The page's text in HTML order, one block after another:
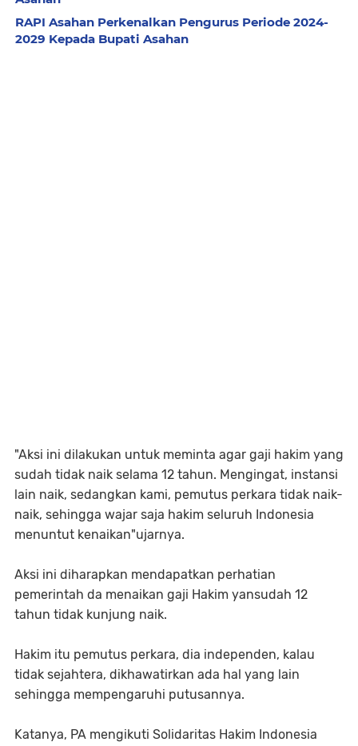
RAPI Asahan Perkenalkan Pengurus Periode 2024-
2029 Kepada Bupati Asahan
"Aksi ini dilakukan untuk meminta agar gaji hakim yang
sudah tidak naik selama 12 tahun. Mengingat, instansi
lain naik, sedangkan kami, pemutus perkara tidak naik-
naik, sehingga wajar saja hakim seluruh Indonesia
menuntut kenaikan"ujarnya.
Aksi ini diharapkan mendapatkan perhatian
pemerintah da menaikan gaji Hakim yansudah 12
tahun tidak kunjung naik.
Hakim itu pemutus perkara, dia independen, kalau
tidak sejahtera, dikhawatirkan ada hal yang lain
sehingga mempengaruhi putusannya.
Katanya, PA mengikuti Solidaritas Hakim Indonesia